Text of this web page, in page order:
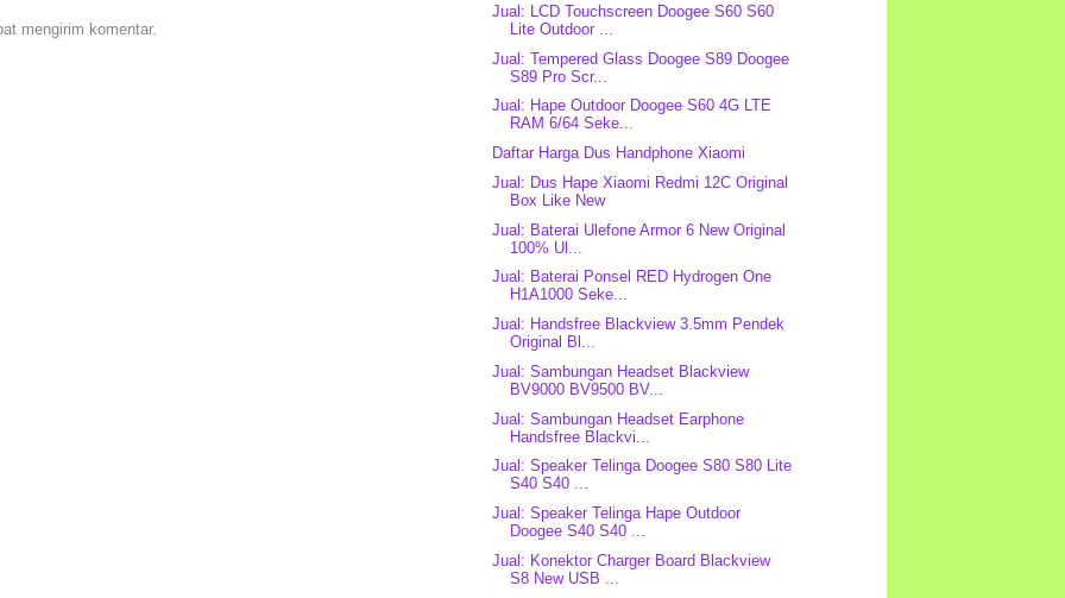
mengirim komentar.
Jual: LCD Touchscreen Doogee S60 S60
Lite Outdoor ...
Jual: Tempered Glass Doogee S89 Doogee
S89 Pro Scr...
Jual: Hape Outdoor Doogee S60 4G LTE
RAM 6/64 Seke...
Daftar Harga Dus Handphone Xiaomi
Jual: Dus Hape Xiaomi Redmi 12C Original
Box Like New
Jual: Baterai Ulefone Armor 6 New Original
100% Ul...
Jual: Baterai Ponsel RED Hydrogen One
H1A1000 Seke...
Jual: Handsfree Blackview 3.5mm Pendek
Original Bl...
Jual: Sambungan Headset Blackview
BV9000 BV9500 BV...
Jual: Sambungan Headset Earphone
Handsfree Blackvi...
Jual: Speaker Telinga Doogee S80 S80 Lite
S40 S40 ...
Jual: Speaker Telinga Hape Outdoor
Doogee S40 S40 ...
Jual: Konektor Charger Board Blackview
S8 New USB ...